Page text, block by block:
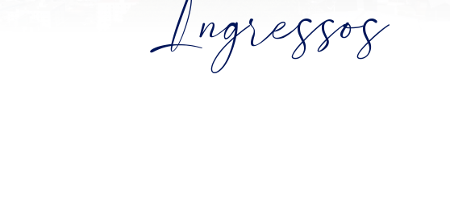
Ingressos